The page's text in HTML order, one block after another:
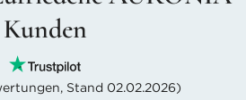
Kunden
Stand 02.02.2026)